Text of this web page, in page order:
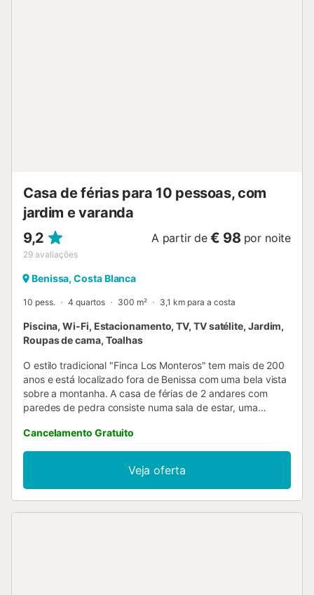
Casa de férias para 10 pessoas, com
jardim e varanda
9,2
29 avaliações
A partir de € 98 por noite
Benissa, Costa Blanca
10 pess. 4 quartos 300 m² 3,1 km para a costa
Piscina, Wi-Fi, Estacionamento, TV, TV satélite, Jardim,
Roupas de cama, Toalhas
O estilo tradicional "Finca Los Monteros" tem mais de 200
anos e está localizado fora de Benissa com uma bela vista
sobre a montanha. A casa de férias de 2 andares com
paredes de pedra consiste numa sala de estar, uma
banho, assim como uma casa de banho adicional,
podendo assim acomodar 10 pessoas. Outras
comodidades incluem Wi-Fi (adequado para
videochamadas), uma máquina de lavar roupa, bem como
uma televisão. Uma cama de bebé e uma cadeira alta
Cancelamento Gratuito
Veja oferta